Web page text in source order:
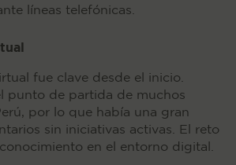
líneas telefónicas.
fue clave desde el inicio.
punto de partida de muchos
por lo que había una gran
sin iniciativas activas. El reto
en el entorno digital.